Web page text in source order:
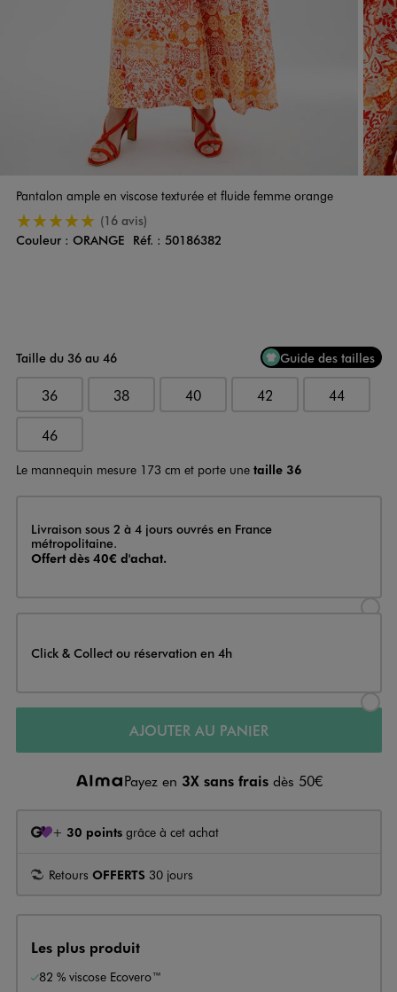
Pantalon ample en viscose texturée et fluide femme orange
5/5 de moyenne(16 avis)
Couleur
Couleur : ORANGE Réf. : 50186382
Taille du 36 au 46 Guide des tailles
36 38 40 42 44
46
Le mannequin mesure 173 cm et porte une taille 36
Livraison
Livraison sous 2 à 4 jours ouvrés en France
métropolitaine.
Offert dès 40€ d'achat.
Click & Collect ou réservation en 4h
AJOUTER AU PANIER
Payez en 3X sans frais dès 50€
+ 30 points grâce à cet achat
Retours OFFERTS 30 jours
Les plus produit
82 % viscose Ecovero™